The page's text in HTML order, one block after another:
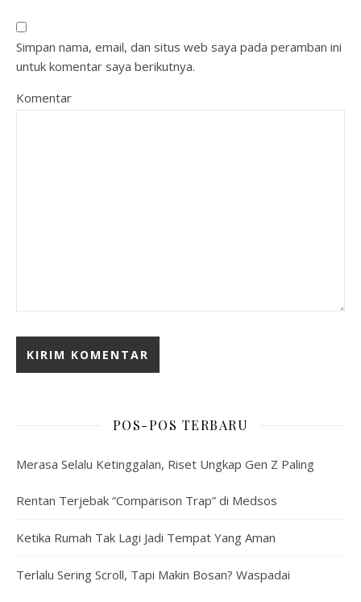
Simpan nama, email, dan situs web saya pada peramban ini
untuk komentar saya berikutnya.
Komentar
POS-POS TERBARU
Merasa Selalu Ketinggalan, Riset Ungkap Gen Z Paling
Rentan Terjebak “Comparison Trap” di Medsos
Ketika Rumah Tak Lagi Jadi Tempat Yang Aman
Terlalu Sering Scroll, Tapi Makin Bosan? Waspadai